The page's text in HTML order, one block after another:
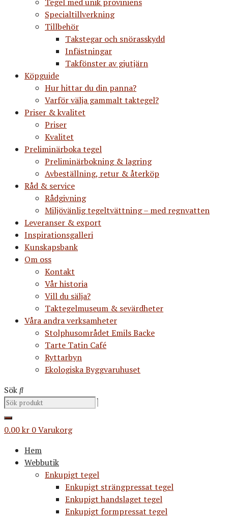
Specialtillverkning
Tillbehör
Takstegar och snörasskydd
Infästningar
Takfönster av gjutjärn
Köpguide
Hur hittar du din panna?
Varför välja gammalt taktegel?
Priser & kvalitet
Priser
Kvalitet
Preliminärboka tegel
Preliminärbokning & lagring
Avbeställning, retur & återköp
Råd & service
Rådgivning
Miljövänlig tegeltvättning – med regnvatten
Leveranser & export
Inspirationsgalleri
Kunskapsbank
Om oss
Kontakt
Vår historia
Vill du sälja?
Taktegelmuseum & sevärdheter
Våra andra verksamheter
Stolphusområdet Emils Backe
Tarte Tatin Café
Ryttarbyn
Ekologiska Byggvaruhuset
Sök
0.00kr 0Varukorg
Hem
Webbutik
Enkupigt tegel
Enkupigt strängpressat tegel
Enkupigt handslaget tegel
Enkupigt formpressat tegel